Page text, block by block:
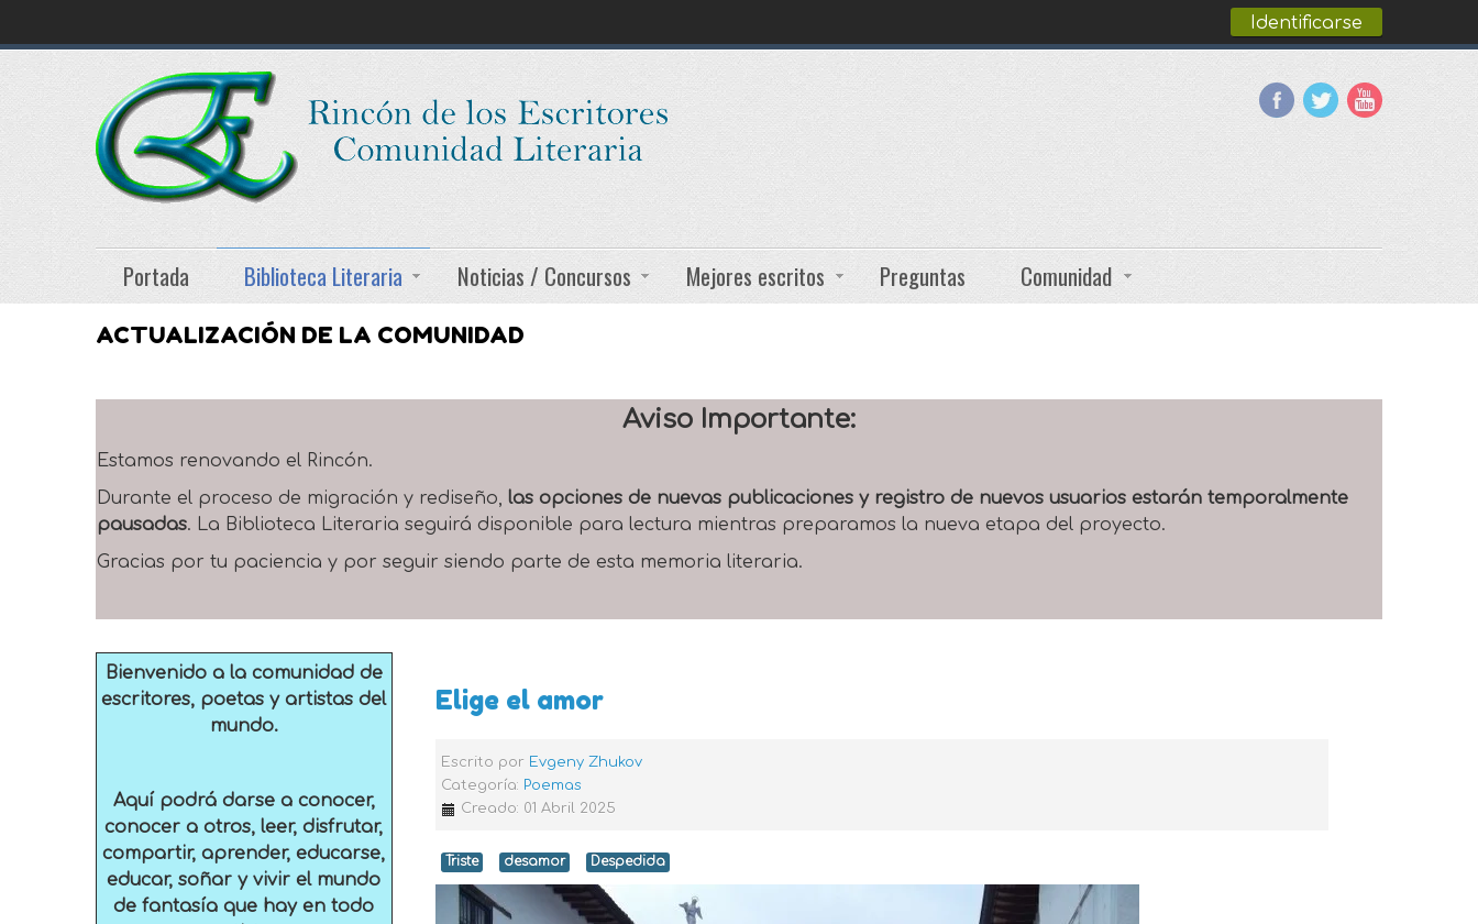
Identificarse
Portada Biblioteca Literaria Noticias / Concursos Mejores escritos Preguntas Comunidad
ACTUALIZACIÓN DE LA COMUNIDAD
Aviso Importante:
Estamos renovando el Rincón.
Durante el proceso de migración y rediseño, las opciones de nuevas publicaciones y registro de nuevos usuarios estarán temporalmente
pausadas. La Biblioteca Literaria seguirá disponible para lectura mientras preparamos la nueva etapa del proyecto.
Gracias por tu paciencia y por seguir siendo parte de esta memoria literaria.
Elige el amor
Escrito por Evgeny Zhukov
Categoría: Poemas
Creado: 01 Abril 2025
Triste desamor Despedida
Bienvenido a la comunidad de
escritores, poetas y artistas del
mundo.
Aquí podrá darse a conocer,
conocer a otros, leer, disfrutar,
compartir, aprender, educarse,
educar, soñar y vivir el mundo
de fantasía que hay en todo